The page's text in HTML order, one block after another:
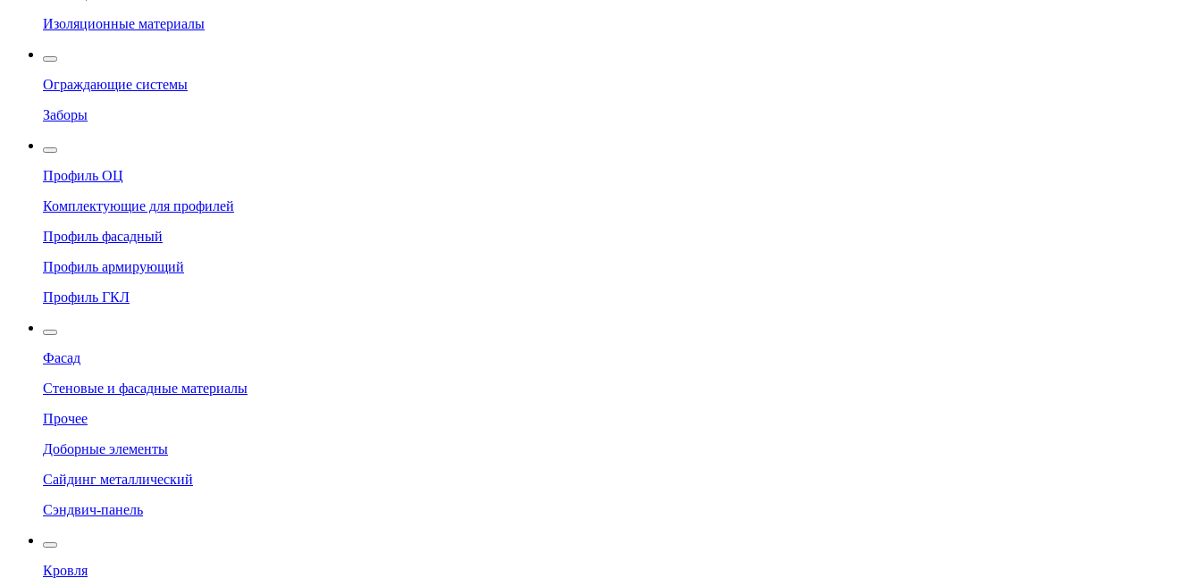
Изоляционные материалы
Ограждающие системы
Заборы
Профиль ОЦ
Комплектующие для профилей
Профиль фасадный
Профиль армирующий
Профиль ГКЛ
Фасад
Стеновые и фасадные материалы
Прочее
Доборные элементы
Сайдинг металлический
Сэндвич-панель
Кровля